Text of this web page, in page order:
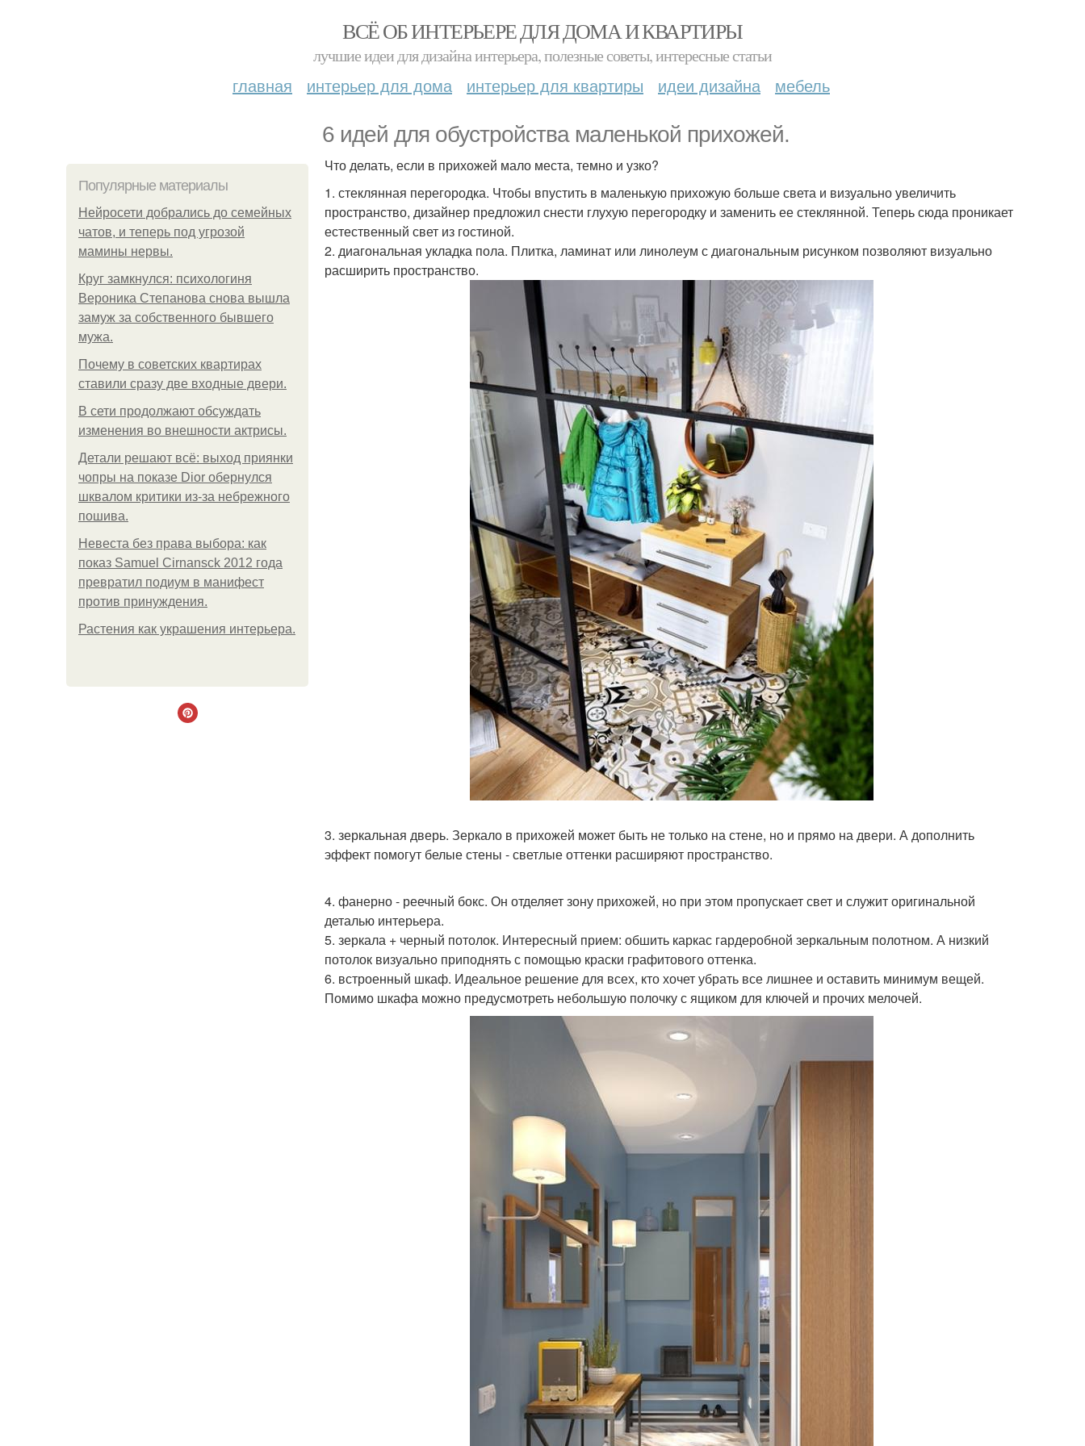
ВСЁ ОБ ИНТЕРЬЕРЕ ДЛЯ ДОМА И КВАРТИРЫ
лучшие идеи для дизайна интерьера, полезные советы, интересные статьи
главная интерьер для дома интерьер для квартиры идеи дизайна мебель
6 идей для обустройства маленькой прихожей.
Популярные материалы
Нейросети добрались до семейных
чатов, и теперь под угрозой
мамины нервы.
Круг замкнулся: психологиня
Вероника Степанова снова вышла
замуж за собственного бывшего
мужа.
Почему в советских квартирах
ставили сразу две входные двери.
В сети продолжают обсуждать
изменения во внешности актрисы.
Детали решают всё: выход приянки
чопры на показе Dior обернулся
шквалом критики из-за небрежного
пошива.
Невеста без права выбора: как
показ Samuel Cirnansck 2012 года
превратил подиум в манифест
против принуждения.
Растения как украшения интерьера.
Что делать, если в прихожей мало места, темно и узко?
1. стеклянная перегородка. Чтобы впустить в маленькую прихожую больше света и визуально увеличить
пространство, дизайнер предложил снести глухую перегородку и заменить ее стеклянной. Теперь сюда проникает
естественный свет из гостиной.
2. диагональная укладка пола. Плитка, ламинат или линолеум с диагональным рисунком позволяют визуально
расширить пространство.
3. зеркальная дверь. Зеркало в прихожей может быть не только на стене, но и прямо на двери. А дополнить
эффект помогут белые стены - светлые оттенки расширяют пространство.
4. фанерно - реечный бокс. Он отделяет зону прихожей, но при этом пропускает свет и служит оригинальной
деталью интерьера.
5. зеркала + черный потолок. Интересный прием: обшить каркас гардеробной зеркальным полотном. А низкий
потолок визуально приподнять с помощью краски графитового оттенка.
6. встроенный шкаф. Идеальное решение для всех, кто хочет убрать все лишнее и оставить минимум вещей.
Помимо шкафа можно предусмотреть небольшую полочку с ящиком для ключей и прочих мелочей.